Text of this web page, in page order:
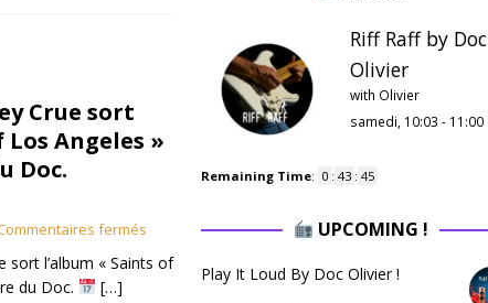
Crue sort
Los Angeles »
Doc.
fermés
sort l’album « Saints of
du Doc.
[…]
Riff Raff by Doc
Olivier
with Olivier
samedi, 10:03 - 11:00
Remaining Time: 0 : 43 : 44
UPCOMING !
Play It Loud By Doc Olivier !